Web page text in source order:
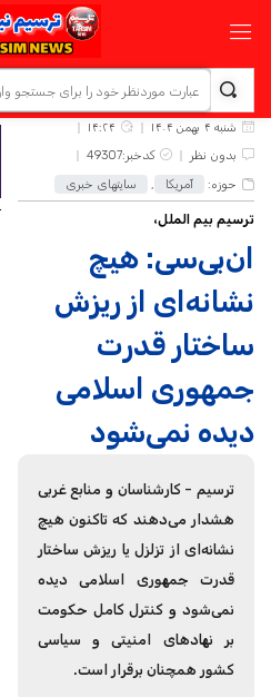
شنبه ۴ بهمن ۱۴۰۴
۱۴:۲۴
بدون نظر
کدخبر:49307
حوزه:
آمریکا , سایتهای خبری
ترسیم بیم الملل،
ان‌بی‌سی: هیچ
نشانه‌ای از ریزش
ساختار قدرت
جمهوری اسلامی
دیده نمی‌شود
ترسیم - کارشناسان و منابع غربی
هشدار می‌دهند که تاکنون هیچ
نشانه‌ای از تزلزل یا ریزش ساختار
قدرت جمهوری اسلامی دیده
نمی‌شود و کنترل کامل حکومت
بر نهادهای امنیتی و سیاسی
کشور همچنان برقرار است.